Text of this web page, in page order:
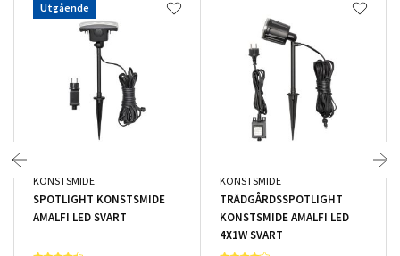
Utgående
KONSTSMIDE
SPOTLIGHT KONSTSMIDE
AMALFI LED SVART
KONSTSMIDE
TRÄDGÅRDSSPOTLIGHT
KONSTSMIDE AMALFI LED
4X1W SVART